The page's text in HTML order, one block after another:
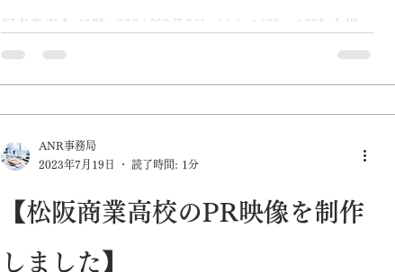
記者発表会 日時: 2024年2月6日（火）14時～16時 会場:
ちらから。） 三重県多気町・大台町・明和町・度会町・
紀北町の広域地域を中心に、様々なデジタル技術を活...
【松阪商業高校のPR映像を制作
しました】
ANR事務局
2023年7月19日
読了時間: 1分